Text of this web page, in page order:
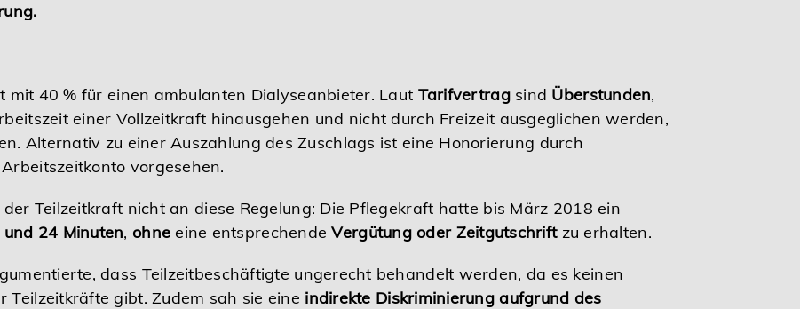
mit 40 % für einen ambulanten Dialyseanbieter. Laut Tarifvertragsind Überstunden,
einer Vollzeitkraft hinausgehen und nicht durch Freizeit ausgeglichen werden,
Alternativ zu einer Auszahlung des Zuschlags ist eine Honorierung durch
vorgesehen.
Teilzeitkraft nicht an diese Regelung: Die Pflegekraft hatte bis März 2018 ein
24 Minuten, ohne eine entsprechendeVergütung oder Zeitgutschriftzu erhalten.
dass Teilzeitbeschäftigte ungerecht behandelt werden, da es keinen
gibt. Zudem sah sie eine indirekte Diskriminierung aufgrund des